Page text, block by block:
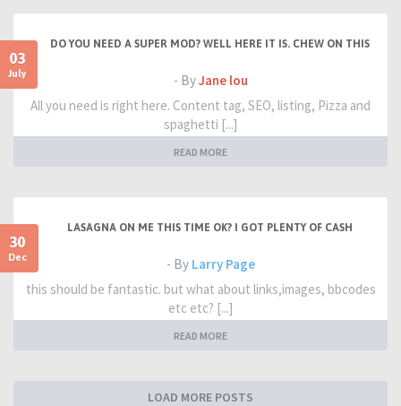
03
July
DO YOU NEED A SUPER MOD? WELL HERE IT IS. CHEW ON THIS
- ByJane lou
All you need is right here. Content tag, SEO, listing, Pizza and
spaghetti [...]
READ MORE
30
Dec
LASAGNA ON ME THIS TIME OK? I GOT PLENTY OF CASH
- By Larry Page
this should be fantastic. but what about links,images, bbcodes
etc etc? [...]
READ MORE
LOAD MORE POSTS